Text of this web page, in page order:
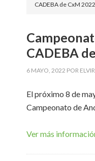
CADEBA de CxM 2022
CADEBA
6 MAYO, 2022 POR
El próximo 8 de
Campeonato de
Ver más